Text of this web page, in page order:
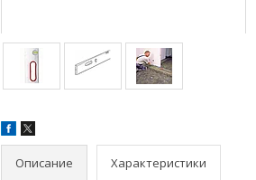
Описание Характеристики